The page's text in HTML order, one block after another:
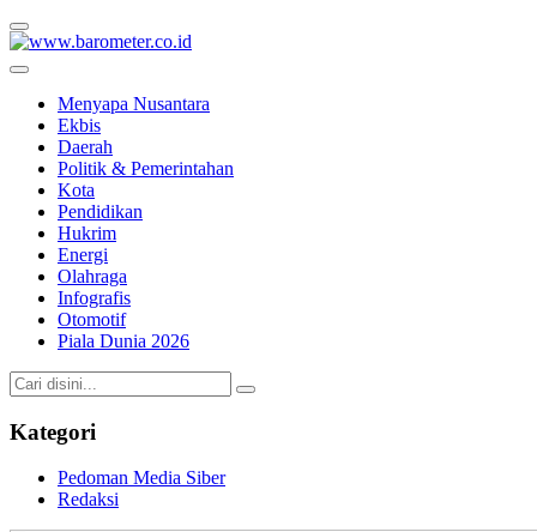
Menyapa Nusantara
Ekbis
Daerah
Politik & Pemerintahan
Kota
Pendidikan
Hukrim
Energi
Olahraga
Infografis
Otomotif
Piala Dunia 2026
Kategori
Pedoman Media Siber
Redaksi